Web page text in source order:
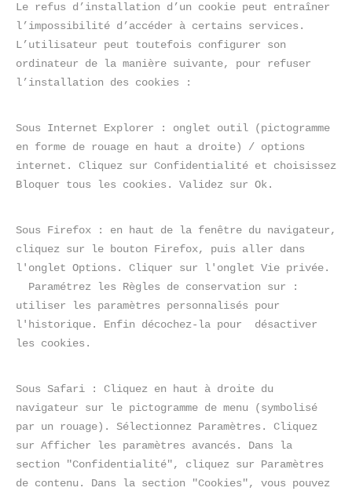
Le refus d’installation d’un cookie peut entraîner
l’impossibilité d’accéder à certains services.
L’utilisateur peut toutefois configurer son
ordinateur de la manière suivante, pour refuser
l’installation des cookies :
Sous Internet Explorer : onglet outil (pictogramme
en forme de rouage en haut a droite) / options
internet. Cliquez sur Confidentialité et choisissez
Bloquer tous les cookies. Validez sur Ok.
Sous Firefox : en haut de la fenêtre du navigateur,
cliquez sur le bouton Firefox, puis aller dans
l'onglet Options. Cliquer sur l'onglet Vie privée.
utiliser les paramètres personnalisés pour
l'historique. Enfin décochez-la pour  désactiver
les cookies.
Sous Safari : Cliquez en haut à droite du
navigateur sur le pictogramme de menu (symbolisé
par un rouage). Sélectionnez Paramètres. Cliquez
sur Afficher les paramètres avancés. Dans la
section "Confidentialité", cliquez sur Paramètres
de contenu. Dans la section "Cookies", vous pouvez